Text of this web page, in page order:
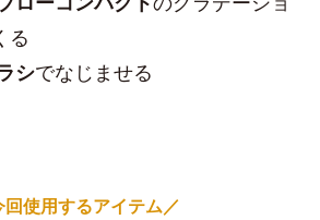
る
シでなじませる
回使用するアイテム／